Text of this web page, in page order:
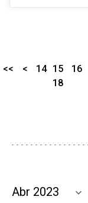
<< < 14 15 16
18